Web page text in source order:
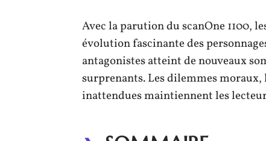
Avec la parution du scanOne 1100,
évolution fascinante des
antagonistes atteint de nouveaux
surprenants. Les dilemmes moraux,
inattendues maintiennent les